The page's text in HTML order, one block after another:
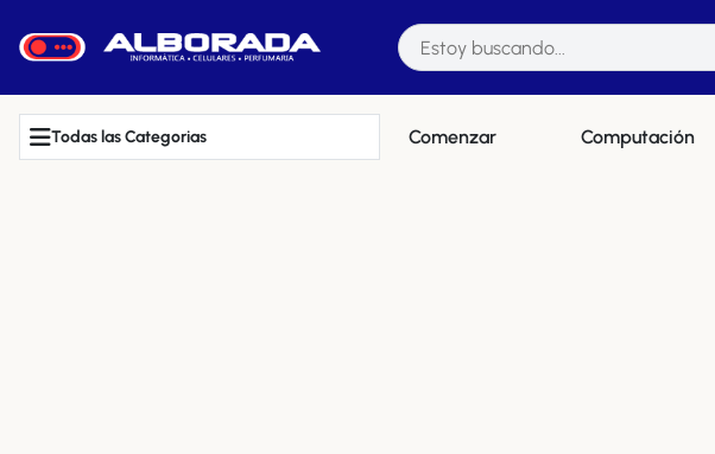
Todas las Categorias Comenzar Computación